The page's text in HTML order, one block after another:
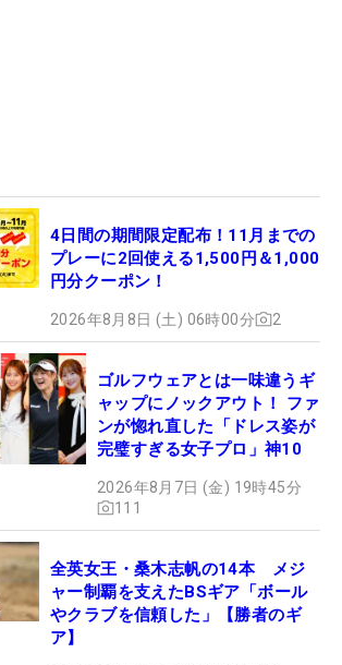
4日間の期間限定配布！11月までの
プレーに2回使える1,500円＆1,000
円分クーポン！
2026年8月8日 (土) 06時00分 2
ゴルフウェアとは一味違うギ
ャップにノックアウト！ ファ
ンが惚れ直した「ドレス姿が
完璧すぎる女子プロ」神10
2026年8月7日 (金) 19時45分
111
全英女王・桑木志帆の14本 メジ
ャー制覇を支えたBSギア「ボール
やクラブを信頼した」【勝者のギ
ア】